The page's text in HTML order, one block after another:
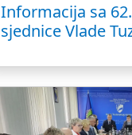
Informacija sa
sjednice Vlade